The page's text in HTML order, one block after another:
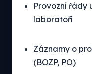
Provozní řády
laboratoří
Záznamy o
(BOZP, PO)